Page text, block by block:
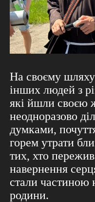
На своєму шляху
інших людей з
які йшли своєю
неодноразово
думками,
горем утрати
тих, хто пережив
навернення
стали частиною
родини.